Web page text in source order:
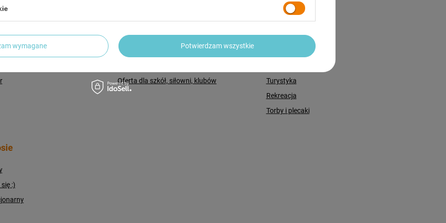
produktów
Regulamin
Polityka prywatności
Dostawa i płatność
Oferta dla szkół, siłowni, klubów
Deskorolki
Rolki i wrotki
Hulajnogi
Turystyka
Rekreacja
Torby i plecaki
:)
wymagane Potwierdzam wszystkie